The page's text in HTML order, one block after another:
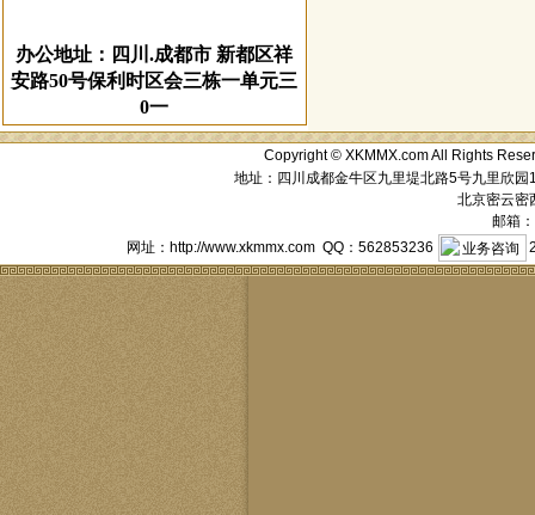
办公地址：四川.成都市 新都区祥
安路50号保利时区会三栋一单元三
0一
Copyright © XKMMX.com All Rights
地址：四川成都金牛区九里堤北路5号九里欣
北京密云密
邮箱
网址：http://www.xkmmx.com QQ：562853236